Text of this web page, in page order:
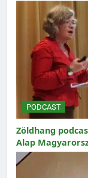
PODCAST
Zöldhang
Alap